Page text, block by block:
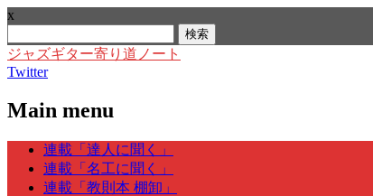
x
索:
ジャズギター寄り道ノート
Twitter
Main menu
Skip
content
連載「達人に聞く」
連載「名工に聞く」
連載「教則本 棚卸」